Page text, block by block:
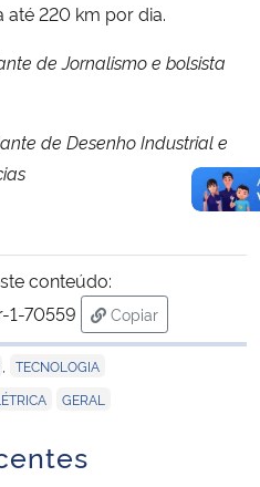
até 220 km por dia.
de Jornalismo e bolsista
de Desenho Industrial e
conteúdo:
70559
Copiar
para área de
TECNOLOGIA
GERAL